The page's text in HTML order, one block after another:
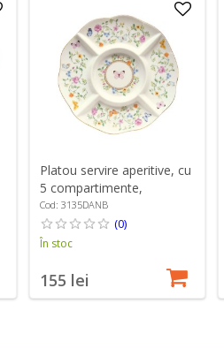
Platou servire aperitive, cu
5 compartimente,
portelan, 25,5 cm,
"Dancing Butterflies" -
Easy Life
Cod: 3135DANB
(0)
În stoc
155 lei